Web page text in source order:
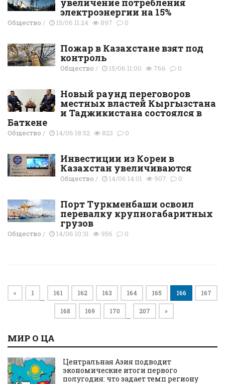
увеличение потребления
электроэнергии на 15%
Общество / 15/06 11:24 897 0
Пожар в Казахстане взят под
контроль
Общество / 15/06 11:00 766 0
Новый раунд переговоров
местных властей Кыргызстана
и Таджикистана состоялся в
Баткене
Общество / 14/06 18:52 823 0
Инвестиции из Кореи в
Казахстан увеличиваются
Общество / 14/06 14:01 907 0
Порт Туркменбаши освоил
перевалку крупногабаритных
грузов
Общество / 14/06 10:31 956 0
« 1 … 161 162 163 164 165 166 167
168 169 170 … 207 »
МИР О ЦА
Центральная Азия подводит
экономические итоги первого
полугодия: что задает темп региону